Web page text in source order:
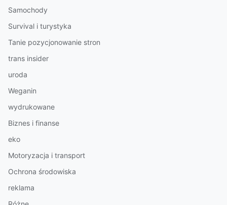
Samochody
Survival i turystyka
Tanie pozycjonowanie stron
trans insider
uroda
Weganin
wydrukowane
Biznes i finanse
eko
Motoryzacja i transport
Ochrona środowiska
reklama